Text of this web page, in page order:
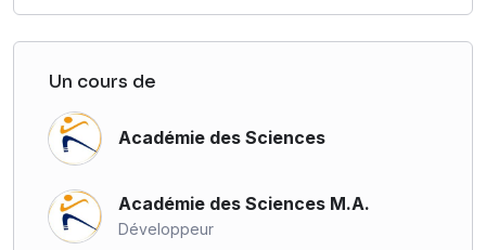
Un cours de
Académie des Sciences
Académie des Sciences M.A.
Développeur